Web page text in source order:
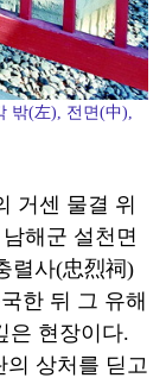
밖(左), 전면(中),
거센 물결 위
해군 설천면
렬사(忠烈祠)
한 뒤 그 유해
은 현장이다.
상처를 딛고